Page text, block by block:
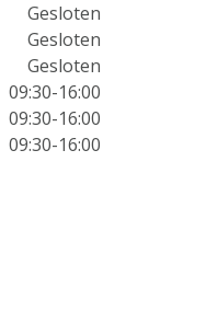
Gesloten
Gesloten
Gesloten
09:30-16:00
09:30-16:00
09:30-16:00